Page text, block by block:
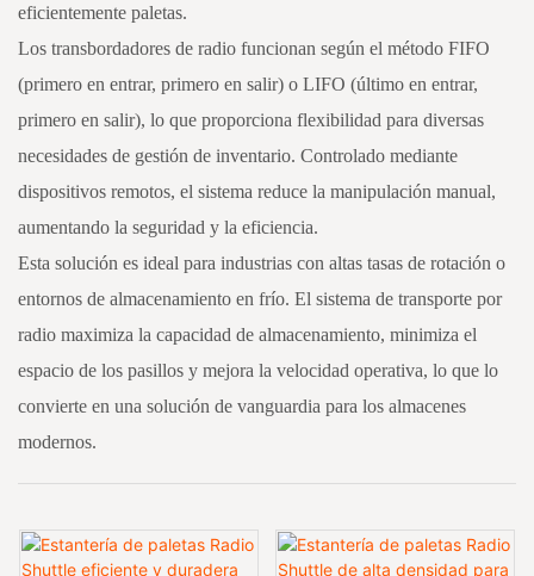
eficientemente paletas.
Los transbordadores de radio funcionan según el método FIFO
(primero en entrar, primero en salir) o LIFO (último en entrar,
primero en salir), lo que proporciona flexibilidad para diversas
necesidades de gestión de inventario. Controlado mediante
dispositivos remotos, el sistema reduce la manipulación manual,
aumentando la seguridad y la eficiencia.
Esta solución es ideal para industrias con altas tasas de rotación o
entornos de almacenamiento en frío. El sistema de transporte por
radio maximiza la capacidad de almacenamiento, minimiza el
espacio de los pasillos y mejora la velocidad operativa, lo que lo
convierte en una solución de vanguardia para los almacenes
modernos.